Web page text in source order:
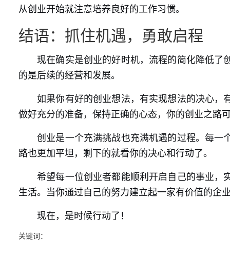
从创业开始就注意培养良好的工作习惯。
结语：抓住机遇，勇敢启程
现在确实是创业的好时机，流程的简化降低
的是后续的经营和发展。
如果你有好的创业想法，有实现想法的决心
做好充分的准备，保持正确的心态，你的创业之路
创业是一个充满挑战也充满机遇的过程。每
路也更加平坦，剩下的就看你的决心和行动了。
希望每一位创业者都能顺利开启自己的事业
生活。当你通过自己的努力建立起一家有价值的企
现在，是时候行动了！
关键词：